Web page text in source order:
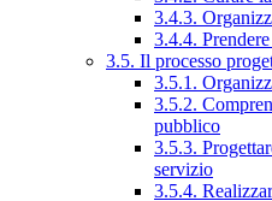
3.4.3.
3.4.4.
3.5. Il processo
3.5.1.
3.5.2.
pubblico
3.5.3.
servizio
3.5.4.